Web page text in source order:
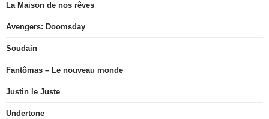
La Maison de nos rêves
Avengers: Doomsday
Soudain
Fantômas – Le nouveau monde
Justin le Juste
Undertone